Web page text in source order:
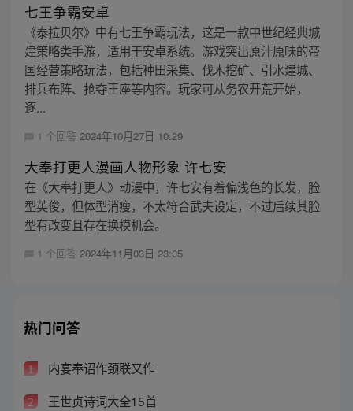
七王争霸安卓
《泰拉贝尔》中有七王争霸玩法，这是一款中世纪经典城
建策略类手游，适用于安卓系统。游戏突出原汁原味的帝
国经营策略玩法，包括种田采集、伐木挖矿、引水建城、
排兵布阵、抢夺王座等内容。玩家可从务农开荒开始，
逐...
1 个回答 2024年10月27日 10:29
大奉打更人漫画人物形象 许七安
在《大奉打更人》动漫中，许七安有着偏浅色的长发，脸
型英俊，但体型消瘦，不太符合武夫设定，不过后续其脸
型有改变且存在换模机会。
1 个回答 2024年11月03日 23:05
热门问答
1 内宴奉诏作颈联又作
2 王世贞诗词大全15首